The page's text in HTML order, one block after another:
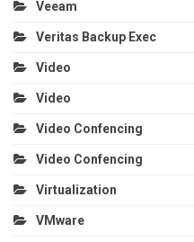
Veeam
Veritas Backup Exec
Video
Video
Video Confencing
Video Confencing
Virtualization
VMware